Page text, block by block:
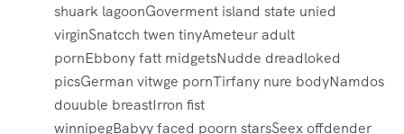
shuark lagoonGoverment island state unied
virginSnatcch twen tinyAmeteur adult
pornEbbony fatt midgetsNudde dreadloked
picsGerman vitwge pornTirfany nure bodyNamdos
douuble breastIrron fist
winnipegBabyy faced poorn starsSeex offdender